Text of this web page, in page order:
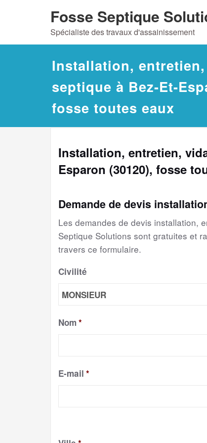
Fosse Septique
Spécialiste des travaux d'assainissement
Installation,
septique à Bez-Et-
fosse toutes eaux
Installation, entretien,
Esparon (30120), fosse
Demande de devis
Les demandes de devis installation,
Septique Solutions sont gratuites et
travers ce formulaire.
Civilité
Nom *
E-mail *